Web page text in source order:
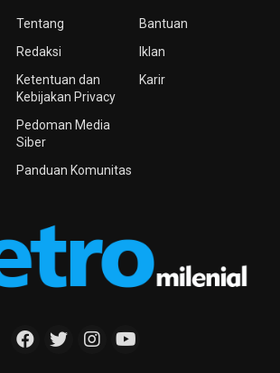
Tentang
Redaksi
Ketentuan dan
Kebijakan Privacy
Pedoman Media
Siber
Panduan Komunitas
Bantuan
Iklan
Karir